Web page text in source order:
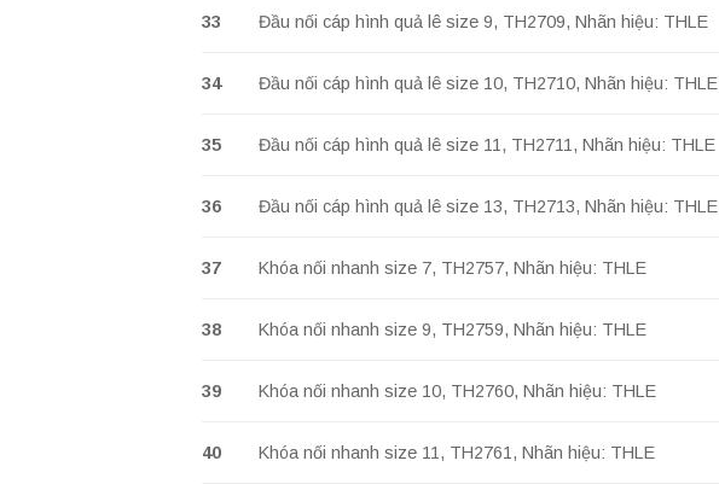
33 Đầu nối cáp hình quả lê size 9, TH2709, Nhãn hiệu: THLE
34 Đầu nối cáp hình quả lê size 10, TH2710, Nhãn hiệu: THLE
35 Đầu nối cáp hình quả lê size 11, TH2711, Nhãn hiệu: THLE
36 Đầu nối cáp hình quả lê size 13, TH2713, Nhãn hiệu: THLE
37 Khóa nối nhanh size 7, TH2757, Nhãn hiệu: THLE
38 Khóa nối nhanh size 9, TH2759, Nhãn hiệu: THLE
39 Khóa nối nhanh size 10, TH2760, Nhãn hiệu: THLE
40 Khóa nối nhanh size 11, TH2761, Nhãn hiệu: THLE